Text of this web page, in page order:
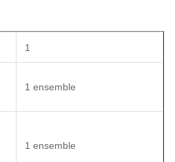
1
1 ensemble
1 ensemble